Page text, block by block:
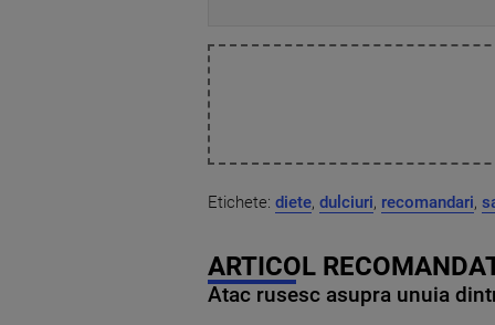
Etichete: diete, dulciuri, recomandari,
ARTICOL
Atac rusesc asupra unuia